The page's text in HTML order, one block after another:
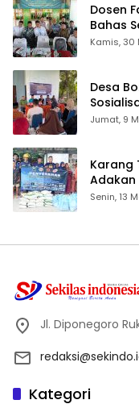
Dosen
Bahas
Ijtima
Kamis, 30
Desa
ID
Jumat, 9
Karang
Adakan
Dhuafa
Senin, 13
Jl. Diponegoro
Kategori